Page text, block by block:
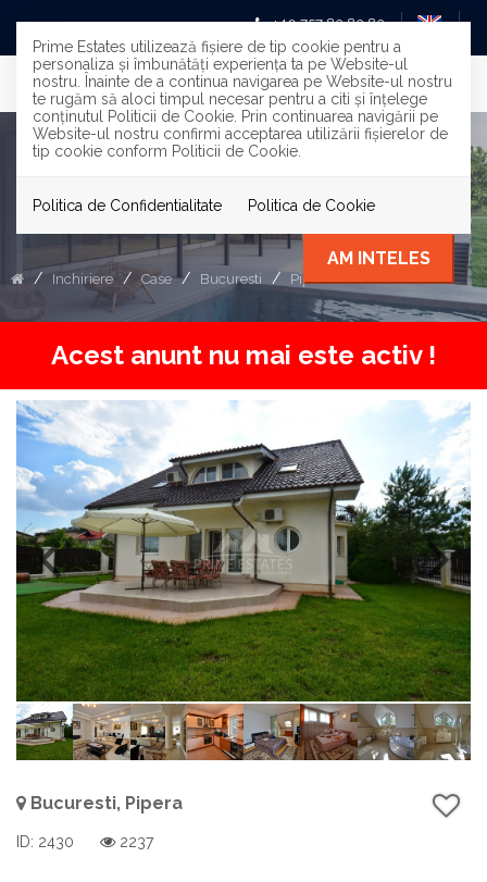
Prime Estates utilizează fişiere de tip cookie pentru a
personaliza și îmbunătăți experiența ta pe Website-ul
nostru. Înainte de a continua navigarea pe Website-ul nostru
te rugăm să aloci timpul necesar pentru a citi și înțelege
conținutul Politicii de Cookie. Prin continuarea navigării pe
Website-ul nostru confirmi acceptarea utilizării fişierelor de
tip cookie conform Politicii de Cookie.
Politica de Confidentialitate Politica de Cookie
AM INTELES
+40 757 83 83 83
770 mp in Pipera
Inchiriere Case Bucuresti Pipera
Acest anunt nu mai este activ !
Bucuresti, Pipera
ID: 2430 2237